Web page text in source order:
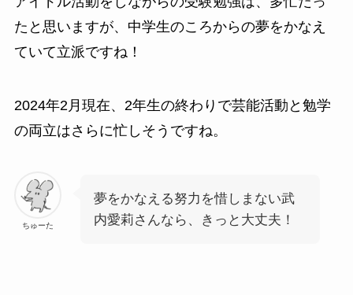
たと思いますが、中学生のころからの夢をかなえ
ていて立派ですね！
2024年2月現在、2年生の終わりで芸能活動と勉学
の両立はさらに忙しそうですね。
ちゅーた
夢をかなえる努力を惜しまない武
内愛莉さんなら、きっと大丈夫！